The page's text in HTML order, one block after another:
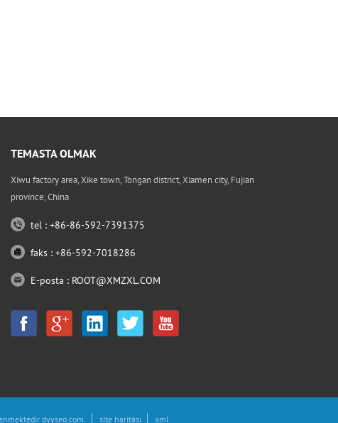
TEMASTA OLMAK
Xiwu factory area, Xike town, Tongan district, Xiamen city, Fujian
province, China
tel : +86-86-592-7391375
faks : +86-592-7018286
E-posta : ROOT@XMZXL.COM
dyyseo.com. site haritası xml